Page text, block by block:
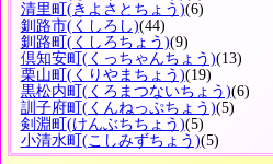
清里町(きよさとちょう)(6)
釧路市(くしろし)(44)
釧路町(くしろちょう)(9)
倶知安町(くっちゃんちょう)(13)
栗山町(くりやまちょう)(19)
黒松内町(くろまつないちょう)(6)
訓子府町(くんねっぷちょう)(5)
剣淵町(けんぶちちょう)(5)
小清水町(こしみずちょう)(5)